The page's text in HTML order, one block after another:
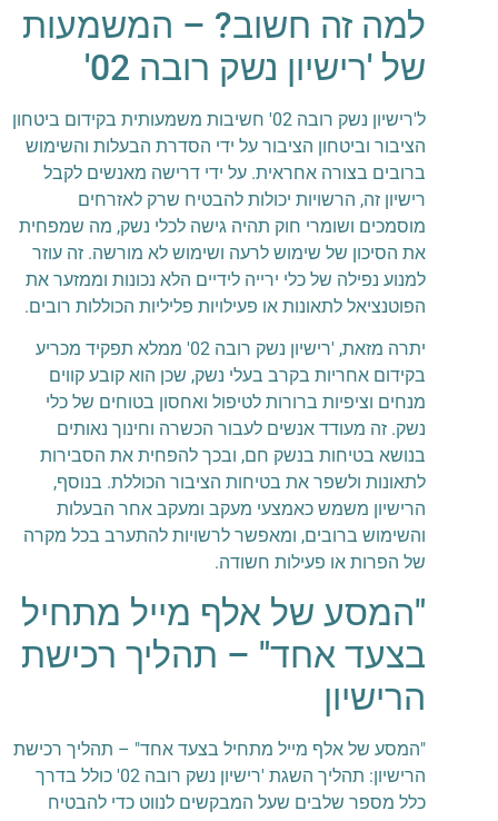
למה זה חשוב? – המשמעות
של 'רישיון נשק רובה 02'
ל'רישיון נשק רובה 02' חשיבות משמעותית בקידום ביטחון
הציבור וביטחון הציבור על ידי הסדרת הבעלות והשימוש
ברובים בצורה אחראית. על ידי דרישה מאנשים לקבל
רישיון זה, הרשויות יכולות להבטיח שרק לאזרחים
מוסמכים ושומרי חוק תהיה גישה לכלי נשק, מה שמפחית
את הסיכון של שימוש לרעה ושימוש לא מורשה. זה עוזר
למנוע נפילה של כלי ירייה לידיים הלא נכונות וממזער את
הפוטנציאל לתאונות או פעילויות פליליות הכוללות רובים.
יתרה מזאת, 'רישיון נשק רובה 02' ממלא תפקיד מכריע
בקידום אחריות בקרב בעלי נשק, שכן הוא קובע קווים
מנחים וציפיות ברורות לטיפול ואחסון בטוחים של כלי
נשק. זה מעודד אנשים לעבור הכשרה וחינוך נאותים
בנושא בטיחות בנשק חם, ובכך להפחית את הסבירות
לתאונות ולשפר את בטיחות הציבור הכוללת. בנוסף,
הרישיון משמש כאמצעי מעקב ומעקב אחר הבעלות
והשימוש ברובים, ומאפשר לרשויות להתערב בכל מקרה
של הפרות או פעילות חשודה.
"המסע של אלף מייל מתחיל
בצעד אחד" – תהליך רכישת
הרישיון
"המסע של אלף מייל מתחיל בצעד אחד" – תהליך רכישת
הרישיון: תהליך השגת 'רישיון נשק רובה 02' כולל בדרך
כלל מספר שלבים שעל המבקשים לנווט כדי להבטיח